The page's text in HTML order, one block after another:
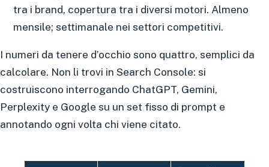
tra i brand, copertura tra i diversi motori. Almeno
mensile; settimanale nei settori competitivi.
I numeri da tenere d’occhio sono quattro, semplici da
calcolare. Non li trovi in Search Console: si
costruiscono interrogando ChatGPT, Gemini,
Perplexity e Google su un set fisso di prompt e
annotando ogni volta chi viene citato.